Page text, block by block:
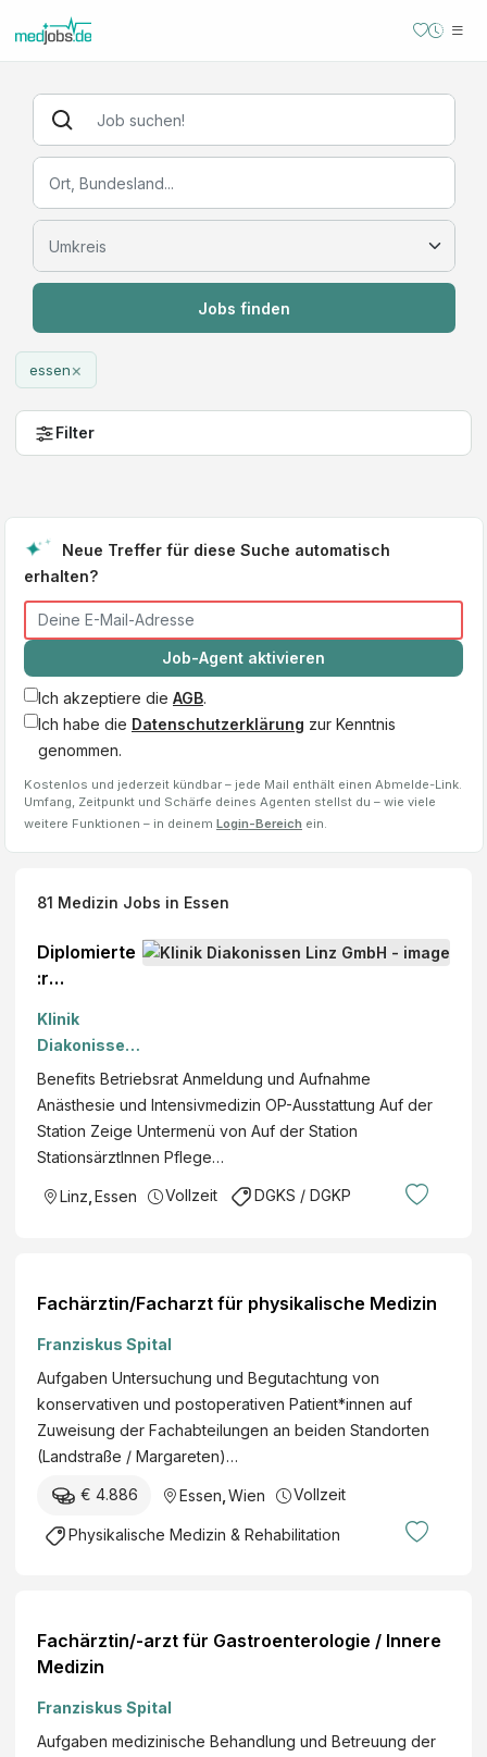
Jobs finden
essen×
Filter
Neue Treffer für diese Suche automatisch
erhalten?
Job-Agent aktivieren
Ich akzeptiere die AGB.
Ich habe die Datenschutzerklärung zur Kenntnis
genommen.
Kostenlos und jederzeit kündbar – jede Mail enthält einen Abmelde-Link.
Umfang, Zeitpunkt und Schärfe deines Agenten stellst du – wie viele
weitere Funktionen – in deinem Login-Bereich ein.
81 Medizin Jobs in Essen
Diplomierte
:r
s- und
Krankenpfl
eger:in für
Anästhesie/
- und ICU
Pflege ab
sofort
Teilzeit
Linz Teilzeit
Klinik
Diakonissen
Linz GmbH
Benefits Betriebsrat Anmeldung und Aufnahme
Anästhesie und Intensivmedizin OP-Ausstattung Auf der
Station Zeige Untermenü von Auf der Station
StationsärztInnen Pflege…
Linz Essen Vollzeit DGKS / DGKP
Fachärztin/Facharzt für physikalische Medizin
Franziskus Spital
Aufgaben Untersuchung und Begutachtung von
konservativen und postoperativen Patient*innen auf
Zuweisung der Fachabteilungen an beiden Standorten
(Landstraße / Margareten)…
€ 4.886 Essen Wien Vollzeit
Physikalische Medizin & Rehabilitation
Fachärztin/-arzt für Gastroenterologie / Innere
Medizin
Franziskus Spital
Aufgaben medizinische Behandlung und Betreuung der